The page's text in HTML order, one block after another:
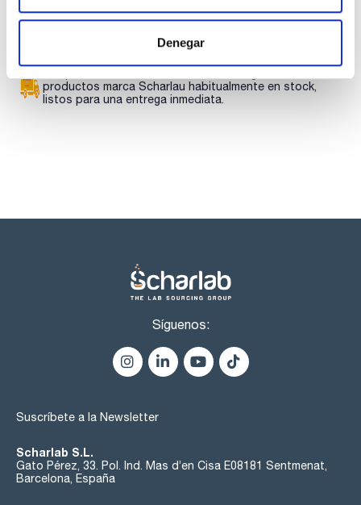
Denegar
Regístrate para
descargas
productos marca Scharlau habitualmente en stock,
listos para una entrega inmediata.
Síguenos:
Suscríbete a la Newsletter
Scharlab S.L.
Gato Pérez, 33. Pol. Ind. Mas d’en Cisa E08181 Sentmenat,
Barcelona, España